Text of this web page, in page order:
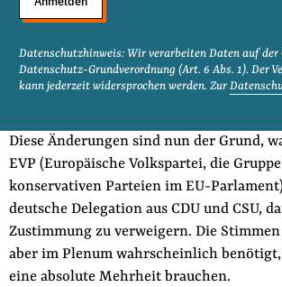
Datenschutzhinweis: Wir verarbeiten Daten auf der
Datenschutz-Grundverordnung (Art. 6 Abs. 1). Der
kann jederzeit widersprochen werden. Zur
Diese Änderungen sind nun der Grund,
EVP (Europäische Volkspartei, die
konservativen Parteien im EU-
deutsche Delegation aus CDU und CSU,
Zustimmung zu verweigern. Die
aber im Plenum wahrscheinlich
eine absolute Mehrheit brauchen.